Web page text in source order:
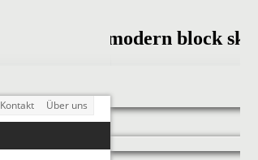
Kontakt Über uns